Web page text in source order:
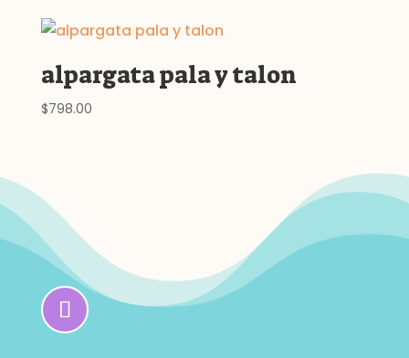
desde
hasta
alpargata pala y talon
$798.00